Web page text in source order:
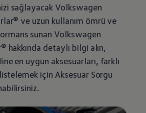
sağlayacak Volkswagen
ve uzun kullanım ömrü ve
sunan Volkswagen
hakkında detaylı bilgi alın,
en uygun aksesuarları, farklı
için Aksesuar Sorgu